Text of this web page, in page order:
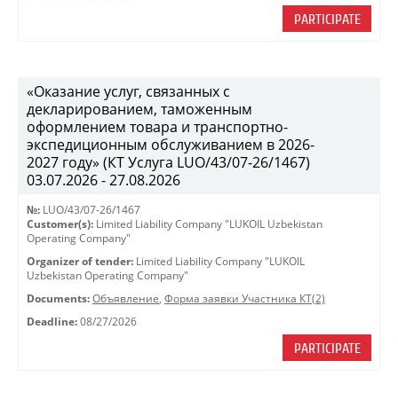
PARTICIPATE
«Оказание услуг, связанных с
декларированием, таможенным
оформлением товара и транспортно-
экспедиционным обслуживанием в 2026-
2027 году» (КТ Услуга LUO/43/07-26/1467)
03.07.2026 - 27.08.2026
№: LUO/43/07-26/1467
Customer(s): Limited Liability Company "LUKOIL Uzbekistan
Operating Company"
Organizer of tender: Limited Liability Company "LUKOIL
Uzbekistan Operating Company"
Documents: Объявление, Форма заявки Участника КТ(2)
Deadline: 08/27/2026
PARTICIPATE